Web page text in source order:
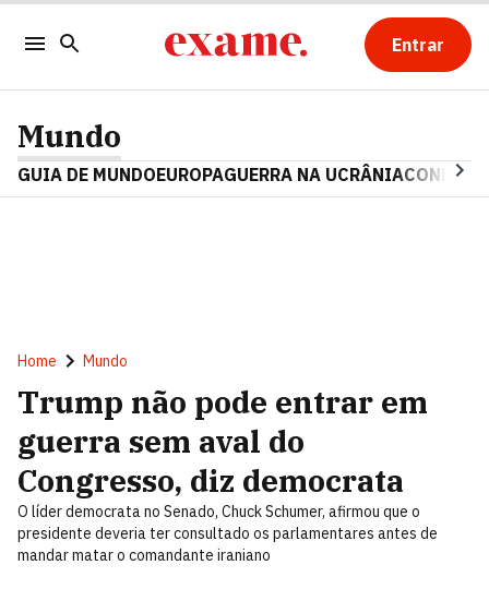
Entrar
Mundo
GUIA DE MUNDOEUROPAGUERRA NA UCRÂNIA
Home Mundo
Trump não pode entrar em
guerra sem aval do
Congresso, diz democrata
O líder democrata no Senado, Chuck Schumer, afirmou que o
presidente deveria ter consultado os parlamentares antes de
mandar matar o comandante iraniano